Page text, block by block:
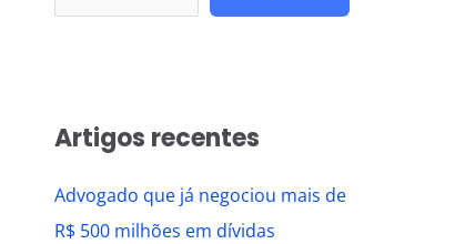
Artigos recentes
Advogado que já negociou mais de
R$ 500 milhões em dívidas